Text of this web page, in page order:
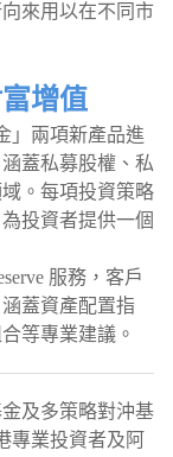
來用以在不同市
增值
」兩項新產品進
蓋私募股權、私
。每項投資策略
投資者提供一個
服務，客戶
蓋資產配置指
等專業建議。
及多策略對沖基
專業投資者及阿